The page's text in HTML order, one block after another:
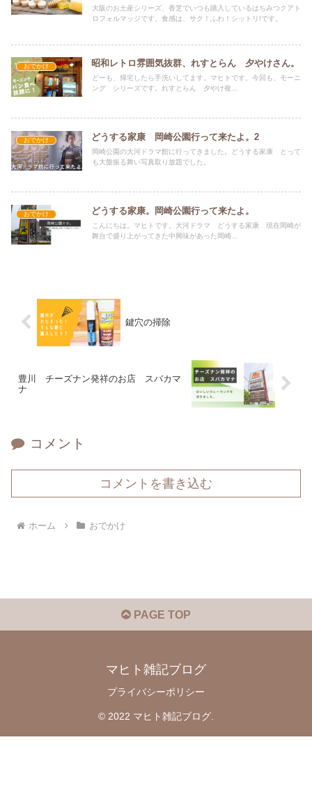
大阪のお土産シリーズ、香芝でいつも購入しているはちみつクアト
ロフォルマッジです。食感は、サク！ふわ！シットリ!です。
おでかけ 昭和レトロ雰囲気抜群、れすとらん 夕やけさん。
どーも、帰宅したら手洗いしてます。マヒトです。今回も、モーニ
ング シリーズです。れすとらん 夕やけ複...
おでかけ どうする家康 岡崎公園行って来たよ。2
岡崎公園の大河ドラマ館に行ってきました。どうする家康 とって
も大盤振る舞い写真取り放題でした。
おでかけ どうする家康。岡崎公園行って来たよ。
こんにちは。マヒトです。大河ドラマ どうする家康 現在岡崎が
舞台で盛り上がってきた中興味があった岡崎...
鍵穴の掃除
豊川 チーズナン発祥のお店 スバカマ
ナ
コメント
コメントを書き込む
ホーム おでかけ
PAGE TOP
マヒト雑記ブログ
プライバシーポリシー
© 2022 マヒト雑記ブログ.